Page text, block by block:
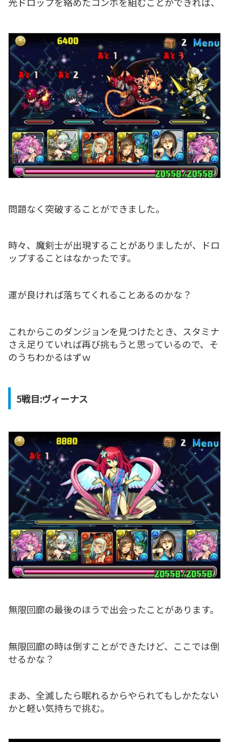
問題なく突破することができました。
時々、魔剣士が出現することがありましたが、ドロ
ップすることはなかったです。
運が良ければ落ちてくれることあるのかな？
これからこのダンジョンを見つけたとき、スタミナ
さえ足りていれば再び挑もうと思っているので、そ
のうちわかるはずｗ
5戦目:ヴィーナス
無限回廊の最後のほうで出会ったことがあります。
無限回廊の時は倒すことができたけど、ここでは倒
せるかな？
まあ、全滅したら眠れるからやられてもしかたない
かと軽い気持ちで挑む。